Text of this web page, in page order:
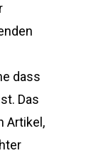
dass
Das
Artikel,